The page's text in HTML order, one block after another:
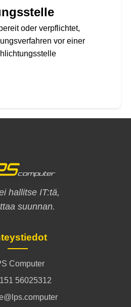
oder verpflichtet,
vor einer
hallitse IT:tä,
suunnan.
Computer
56025312